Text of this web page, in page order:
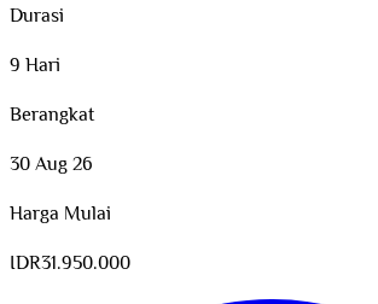
Durasi
9 Hari
Berangkat
30 Aug 26
Harga Mulai
IDR31.950.000